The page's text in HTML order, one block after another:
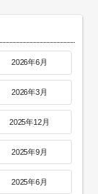
2026年6月
2026年3月
2025年12月
2025年9月
2025年6月